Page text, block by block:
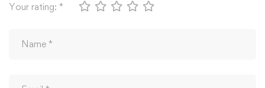
Your rating: *